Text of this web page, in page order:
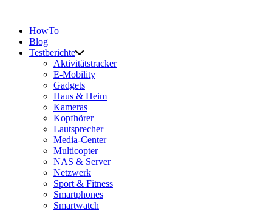
HowTo
Blog
Testberichte
Aktivitätstracker
E-Mobility
Gadgets
Haus & Heim
Kameras
Kopfhörer
Lautsprecher
Media-Center
Multicopter
NAS & Server
Netzwerk
Sport & Fitness
Smartphones
Smartwatch